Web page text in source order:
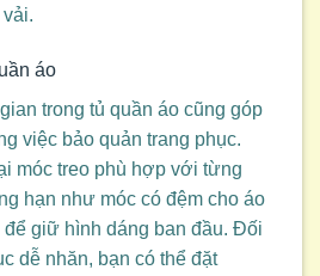
áo
trong tủ quần áo cũng góp
việc bảo quản trang phục.
móc treo phù hợp với từng
hạn như móc có đệm cho áo
để giữ hình dáng ban đầu. Đối
dễ nhăn, bạn có thể đặt